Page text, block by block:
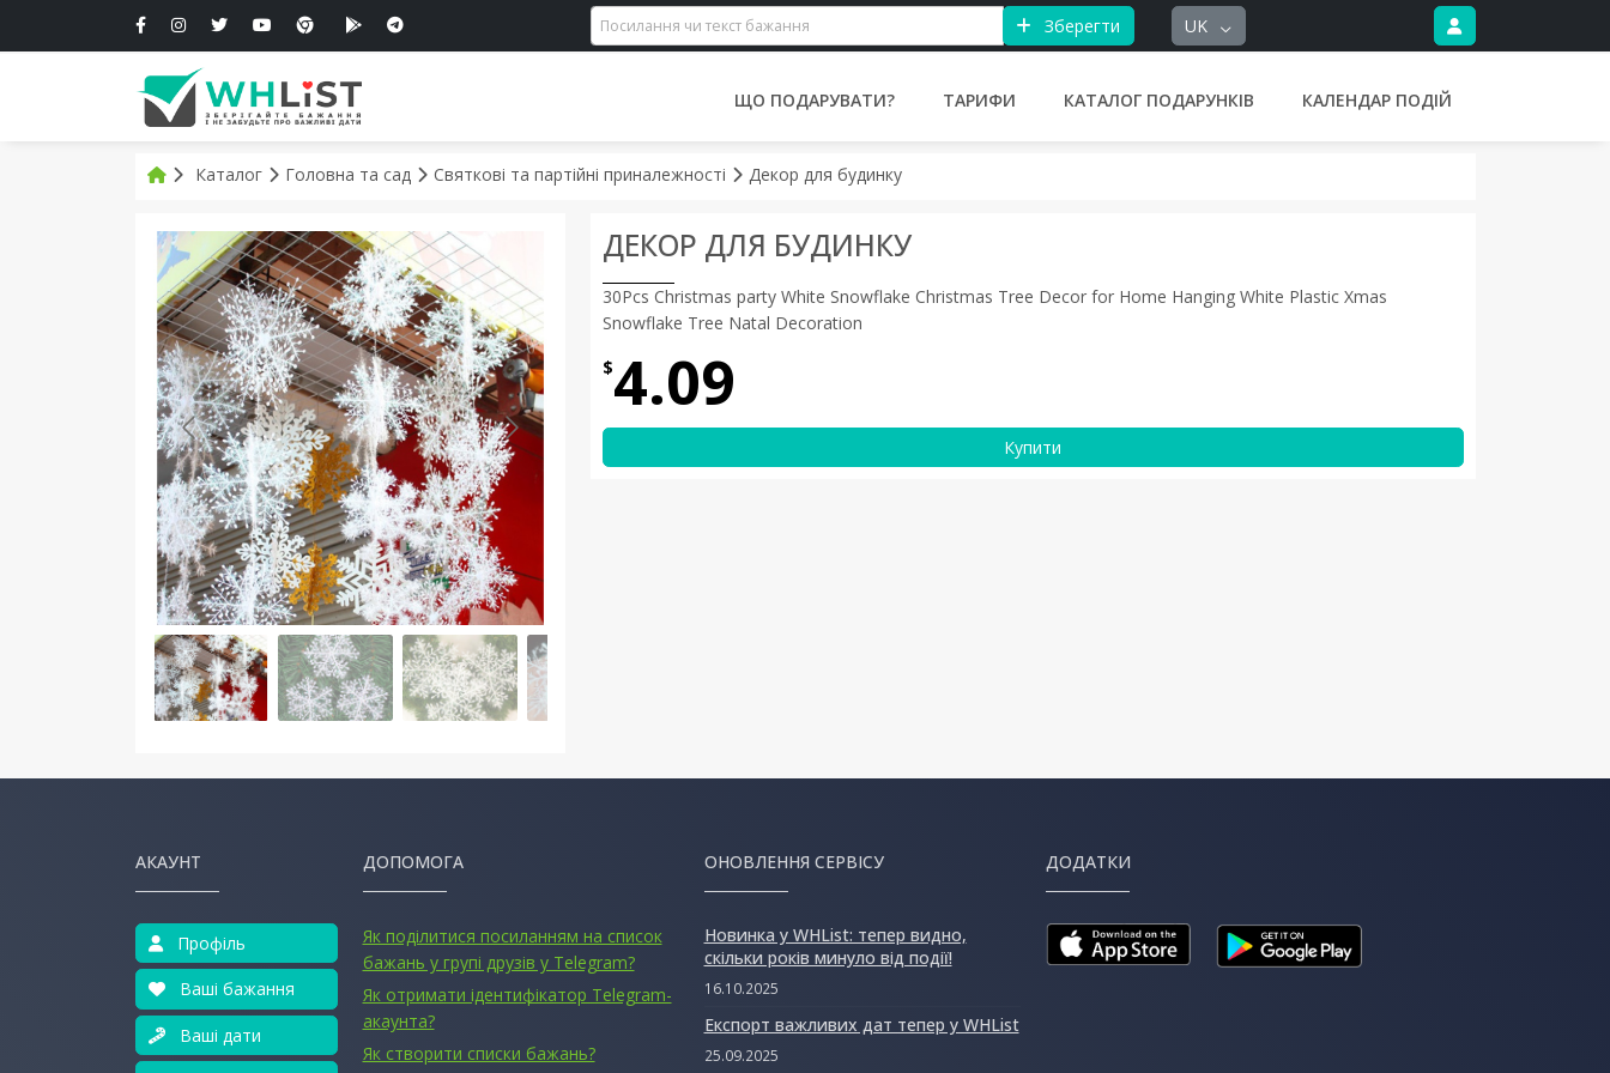
Зберегти UK
ЩО ПОДАРУВАТИ? ТАРИФИ КАТАЛОГ ПОДАРУНКІВ КАЛЕНДАР ПОДІЙ
Каталог Головна та сад Святкові та партійні приналежності Декор для будинку
ДЕКОР ДЛЯ БУДИНКУ
30Pcs Christmas party White Snowflake Christmas Tree Decor for Home Hanging White Plastic Xmas
Snowflake Tree Natal Decoration
$4.09
Купити
АКАУНТ
Профіль
Ваші бажання
Ваші дати
ДОПОМОГА
Як поділитися посиланням на список
бажань у групі друзів у Telegram?
Як отримати ідентифікатор Telegram-
акаунта?
Як створити списки бажань?
ОНОВЛЕННЯ СЕРВІСУ
Новинка у WHList: тепер видно,
скільки років минуло від події!
16.10.2025
Експорт важливих дат тепер у WHList
25.09.2025
ДОДАТКИ